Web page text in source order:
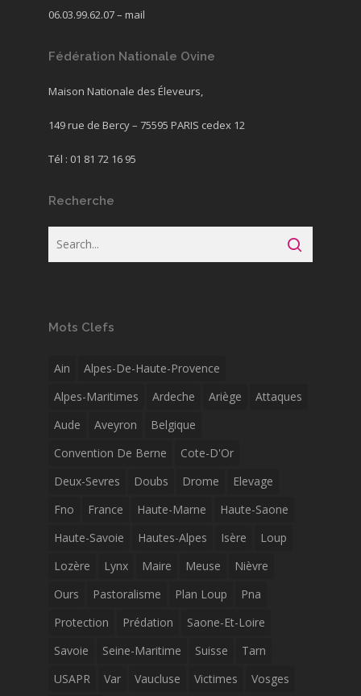
06.03.99.62.07 – mail
Fédération Nationale Ovine
Maison Nationale des Éleveurs,
149 rue de Bercy – 75595 PARIS cedex 12
Tél : 01 81 72 16 95
Recherche
Mots Clefs
Ain
Alpes-De-Haute-Provence
Alpes-Maritimes
Ardeche Ariège
Attaques
Aude
Aveyron
Belgique
Convention De Berne
Cote-D'Or
Deux-Sevres
Doubs Drome
Elevage
Fno
France Haute-Marne
Haute-Saone
Haute-Savoie
Hautes-Alpes Isère
Loup
Lozère
Lynx Maire Meuse
Nièvre
Ours
Pastoralisme Plan Loup
Pna
Protection
Prédation
Saone-Et-Loire
Savoie
Seine-Maritime Suisse
Tarn
USAPR
Var Vaucluse Victimes Vosges